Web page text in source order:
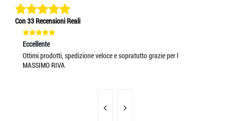
Con 33 Recensioni Reali
Eccellente
Ottimi prodotti, spedizione veloce e sopratutto grazie per l
MASSIMO RIVA